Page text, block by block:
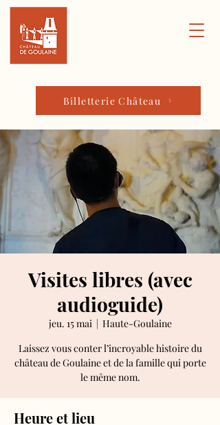
Billetterie Château
Visites libres (avec
audioguide)
jeu. 15 mai
  |
Haute-Goulaine
Laissez vous conter l’incroyable histoire du
château de Goulaine et de la famille qui porte
le même nom.
Heure et lieu